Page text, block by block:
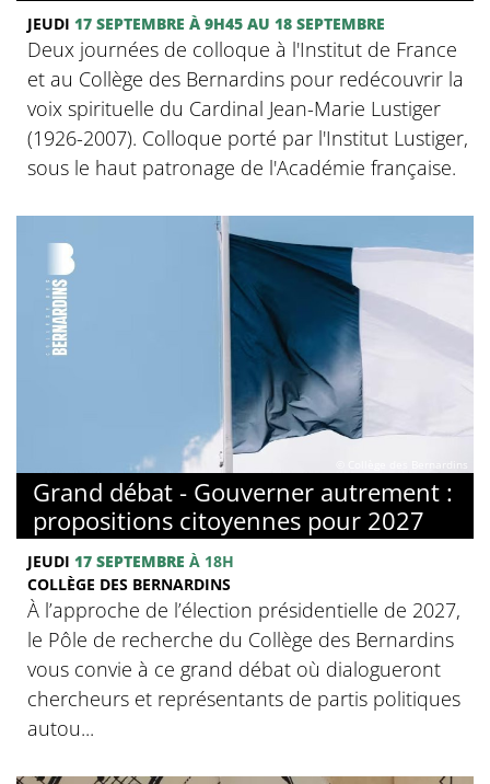
JEUDI 17 SEPTEMBRE À 9H45 AU 18 SEPTEMBRE
Deux journées de colloque à l'Institut de France
et au Collège des Bernardins pour redécouvrir la
voix spirituelle du Cardinal Jean-Marie Lustiger
(1926-2007). Colloque porté par l'Institut Lustiger,
sous le haut patronage de l'Académie française.
Grand débat - Gouverner autrement :
propositions citoyennes pour 2027
JEUDI 17 SEPTEMBRE À 18H
COLLÈGE DES BERNARDINS
À l’approche de l’élection présidentielle de 2027,
le Pôle de recherche du Collège des Bernardins
vous convie à ce grand débat où dialogueront
chercheurs et représentants de partis politiques
autou...